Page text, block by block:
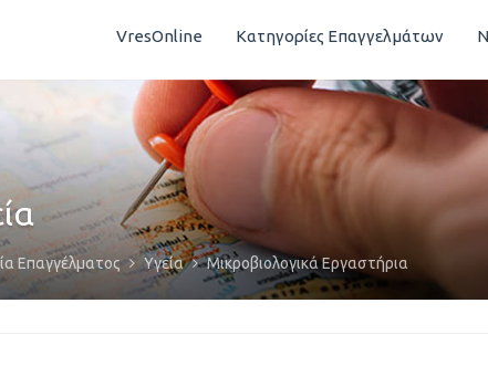
VresOnline Κατηγορίες Επαγγελμάτων
Επαγγέλματος Υγεία Μικροβιολογικά Εργαστήρια